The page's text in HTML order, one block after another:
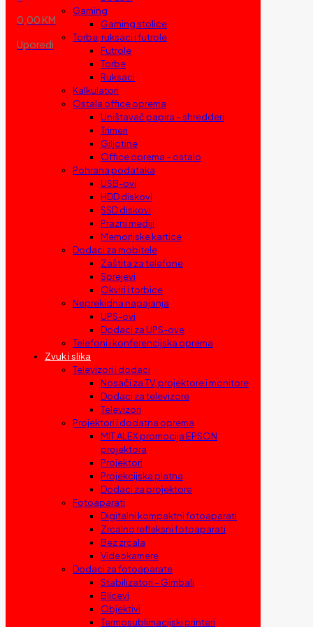
0,00 KM
Uporedi
Gaming
Gaming stolice
Torbe, ruksaci i futrole
Futrole
Torbe
Ruksaci
Kalkulatori
Ostala office oprema
Uništavač papira – shredderi
Trimeri
Giljotine
Office oprema – ostalo
Pohrana podataka
USB-ovi
HDD diskovi
SSD diskovi
Prazni mediji
Memorijske kartice
Dodaci za mobitele
Zaštita za telefone
Sprejevi
Okviri i torbice
Neprekidna napajanja
UPS-ovi
Dodaci za UPS-ove
Telefoni i konferencijska oprema
Zvuk i slika
Televizori i dodaci
Nosači za TV, projektore i monitore
Dodaci za televizore
Televizori
Projektori i dodatna oprema
MIT ALEX promocija EPSON
projektora
Projektori
Projekcijska platna
Dodaci za projektore
Fotoaparati
Digitalni kompaktni fotoaparati
Zrcalno refleksni fotoaparati
Bez zrcala
Videokamere
Dodaci za fotoaparate
Stabilizatori – Gimbali
Blicevi
Objektivi
Termosublimacijski printeri